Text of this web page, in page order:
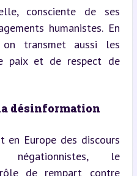
consciente de ses
humanistes. En
transmet aussi les
paix et de respect de
désinformation
en Europe des discours
négationnistes, le
de rempart contre